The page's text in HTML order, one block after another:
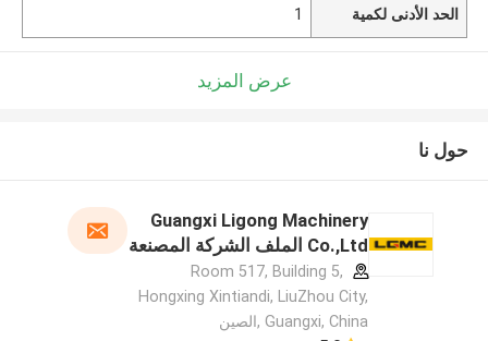
الحد الأدنى لكمية 1
عرض المزيد
حول نا
Guangxi Ligong Machinery
Co.,Ltd الملف الشركة المصنعة
Room 517, Building 5,
Hongxing Xintiandi, LiuZhou City,
Guangxi, China ,الصين